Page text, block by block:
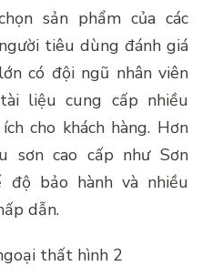
sản phẩm của các
tiêu dùng đánh giá
có đội ngũ nhân viên
liệu cung cấp nhiều
cho khách hàng. Hơn
sơn cao cấp như Sơn
độ bảo hành và nhiều
dẫn.